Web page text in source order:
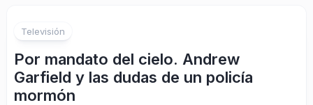
Televisión
Por mandato del cielo. Andrew
Garfield y las dudas de un policía
mormón